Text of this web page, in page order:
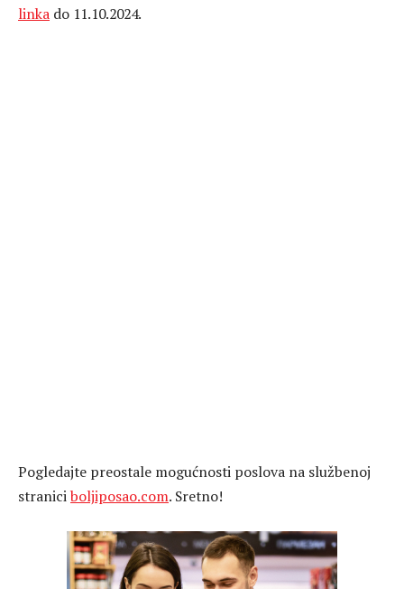
linka do 11.10.2024.
Pogledajte preostale mogućnosti poslova na službenoj
straniciboljiposao.com. Sretno!